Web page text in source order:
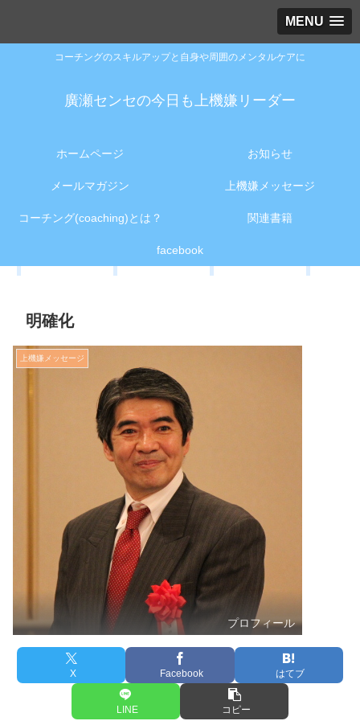
MENU
コーチングのスキルアップと自身や周囲のメンタルケアに
廣瀬センセの今日も上機嫌リーダー
ホームページ お知らせ
メールマガジン 上機嫌メッセージ
コーチング(coaching)とは？ 関連書籍
facebook
明確化
上機嫌メッセージ
プロフィール
X Facebook はてブ
LINE コピー